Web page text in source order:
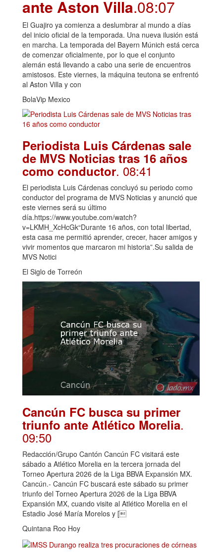
ante Aston Villa.08:07
El Guajiro ya comienza a deslumbrar al mundo a días
del inicio oficial de la temporada. Una nueva ilusión está
en marcha. La temporada del Bayern Múnich está cerca
de comenzar oficialmente, por lo que el conjunto
alemán está llevando a cabo una serie de encuentros
amistosos. Este viernes, la máquina teutona se enfrentó
al Aston Villa y con
BolaVip Mexico
Periodista Luis Cárdenas sale
de MVS Noticias tras 16 años
como conductor. 08:41
El periodista Luis Cárdenas concluyó su periodo como
conductor del programa de MVS Noticias y anunció que
este viernes será su último
día.https://www.youtube.com/watch?
v=LKMH_XcHcGk“Durante 16 años, con total libertad,
esta casa me permitió aprender, crecer, hacer amigos y
vivir momentos que marcaron mi historia”.Su salida de
MVS Notici
El Siglo de Torreón
Cancún FC busca su primer
triunfo ante Atlético Morelia.
09:50
Redacción/Grupo Cantón Cancún FC visitará este
sábado a Atlético Morelia en la tercera jornada del
Torneo Apertura 2026 de la Liga BBVA Expansión MX.
Cancún.- Cancún FC buscará este sábado su primer
triunfo del Torneo Apertura 2026 de la Liga BBVA
Expansión MX, cuando visite al Atlético Morelia en el
Estadio José María Morelos y [
Quintana Roo Hoy